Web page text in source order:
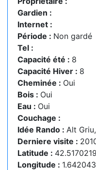
Gardien :
Internet :
Période : Non gardé
Tel :
Capacité été : 8
Capacité Hiver : 8
Cheminée : Oui
Bois : Oui
Eau : Oui
Couchage :
Idée Rando : Alt
Derniere visite :
Latitude :
Longitude : 1.642043